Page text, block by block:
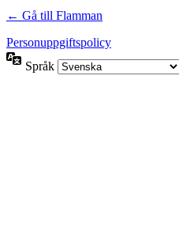
← Gå till Flamman
Personuppgiftspolicy
Språk